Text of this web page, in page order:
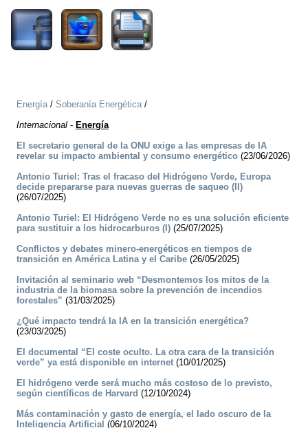
Energía/ Soberanía Energética/
Internacional - Energía
El secretario general de la ONU exige a las empresas de IA
revelar su impacto ambiental y consumo energético (23/06/2026)
Antonio Turiel: Tras el fracaso del Hidrógeno Verde, Europa
decide prepararse para nuevas guerras de saqueo (II)
(26/07/2025)
Antonio Turiel: El Hidrógeno Verde no es una solución eficiente
para sustituir a los hidrocarburos (I) (25/07/2025)
Conflictos y debates minero-energéticos en tiempos de
transición en América Latina y el Caribe (26/05/2025)
Invitación al seminario web “Desmontemos los mitos de la
industria de la biomasa sobre la prevención de incendios
forestales” (31/03/2025)
¿Qué impacto tendrá la IA en la transición energética?
(23/03/2025)
El documental “El coste oculto. La otra cara de la transición
verde” ya está disponible en internet (10/01/2025)
El hidrógeno verde será mucho más costoso de lo previsto,
según científicos de Harvard (12/10/2024)
Más contaminación y gasto de energía, el lado oscuro de la
Inteligencia Artificial (06/10/2024)